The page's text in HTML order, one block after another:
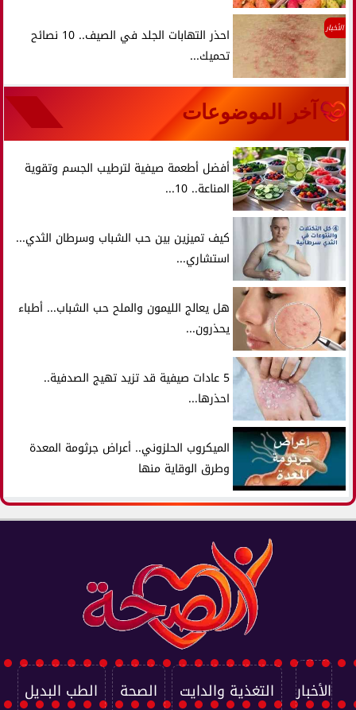
الأخبار
احذر التهابات الجلد في الصيف.. 10 نصائح
تحميك...
آخر الموضوعات
أفضل أطعمة صيفية لترطيب الجسم وتقوية
المناعة.. 10...
كيف تميزين بين حب الشباب وسرطان الثدي...
استشاري...
هل يعالج الليمون والملح حب الشباب... أطباء
يحذرون...
5 عادات صيفية قد تزيد تهيج الصدفية..
احذرها...
الميكروب الحلزوني.. أعراض جرثومة المعدة
وطرق الوقاية منها
الأخبار التغذية والدايت الصحة الطب البديل